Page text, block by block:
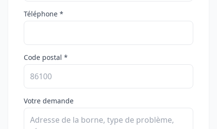
Téléphone *
Code postal *
Votre demande